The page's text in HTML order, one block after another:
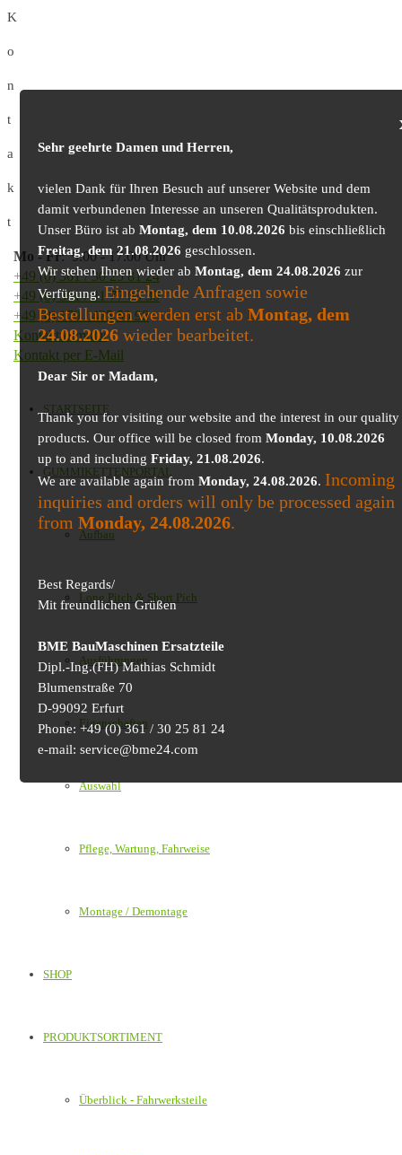
K
o
n
t
a
k
t
Mo -Fr: 9.00 - 17.00 Uhr
+49 (0) 361 / 30 25 81 24
+49 (0) 361 / 41 77 03 30
+49 (0) 179 / 425 50 98
Kontaktformular
Kontakt per E-Mail
STARTSEITE
GUMMIKETTENPORTAL
Aufbau
Long Pitch & Short Pich
Ausführungen
Eigenschaften
Auswahl
Pflege, Wartung, Fahrweise
Montage / Demontage
SHOP
PRODUKTSORTIMENT
Überblick - Fahrwerksteile
Sehr geehrte Damen und Herren,
vielen Dank für Ihren Besuch auf unserer Website und dem
damit verbundenen Interesse an unseren Qualitätsprodukten.
Unser Büro ist abMontag, dem 10.08.2026 bis einschließlich
Freitag, dem 21.08.2026 geschlossen.
Wir stehen Ihnen wieder abMontag, dem 24.08.2026 zur
Verfügung.Eingehende Anfragen sowie
Bestellungen werden erst abMontag, dem
24.08.2026 wieder bearbeitet.
Dear Sir or Madam,
Thank you for visiting our website and the interest in our quality
products. Our office will be closed fromMonday, 10.08.2026
up to and includingFriday, 21.08.2026.
We are available again fromMonday, 24.08.2026. Incoming
inquiries and orders will only be processed again
fromMonday, 24.08.2026.
Best Regards/
Mit freundlichen Grüßen
BME BauMaschinen Ersatzteile
Dipl.-Ing.(FH) Mathias Schmidt
Blumenstraße 70
D-99092 Erfurt
Phone: +49 (0) 361 / 30 25 81 24
e-mail: service@bme24.com